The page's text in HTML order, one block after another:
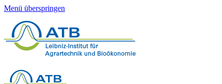
Menü überspringen